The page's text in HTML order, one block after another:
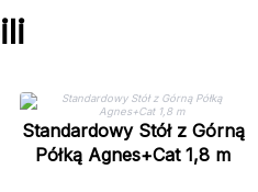
Standardowy Stół z Górną
Półką Agnes+Cat 1,8 m